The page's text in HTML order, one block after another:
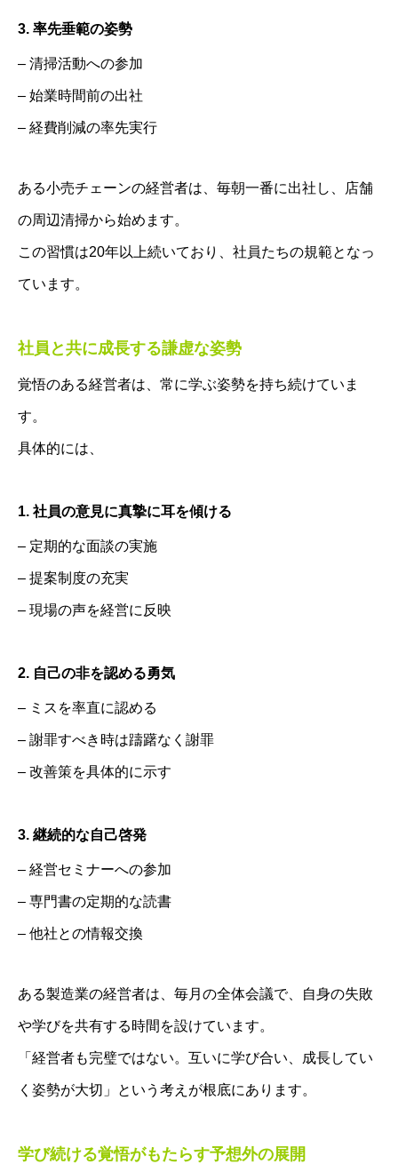
3. 率先垂範の姿勢
– 清掃活動への参加
– 始業時間前の出社
– 経費削減の率先実行
ある小売チェーンの経営者は、毎朝一番に出社し、店舗
の周辺清掃から始めます。
この習慣は20年以上続いており、社員たちの規範となっ
ています。
社員と共に成長する謙虚な姿勢
覚悟のある経営者は、常に学ぶ姿勢を持ち続けていま
す。
具体的には、
1. 社員の意見に真摯に耳を傾ける
– 定期的な面談の実施
– 提案制度の充実
– 現場の声を経営に反映
2. 自己の非を認める勇気
– ミスを率直に認める
– 謝罪すべき時は躊躇なく謝罪
– 改善策を具体的に示す
3. 継続的な自己啓発
– 経営セミナーへの参加
– 専門書の定期的な読書
– 他社との情報交換
ある製造業の経営者は、毎月の全体会議で、自身の失敗
や学びを共有する時間を設けています。
「経営者も完璧ではない。互いに学び合い、成長してい
く姿勢が大切」という考えが根底にあります。
学び続ける覚悟がもたらす予想外の展開